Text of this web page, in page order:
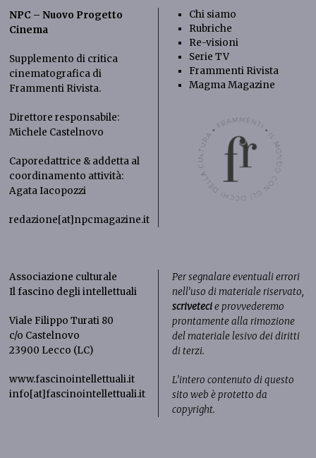
NPC – Nuovo Progetto
Cinema
Supplemento di critica
cinematografica di
Frammenti Rivista.
Direttore responsabile:
Michele Castelnovo
Caporedattrice & addetta al
coordinamento attività:
Agata Iacopozzi
redazione[at]npcmagazine.it
Chi siamo
Rubriche
Re-visioni
Serie TV
Frammenti Rivista
Magma Magazine
Associazione culturale
Il fascino degli intellettuali
Viale Filippo Turati 80
c/o Castelnovo
23900 Lecco (LC)
www.fascinointellettuali.it
info[at]fascinointellettuali.it
Per segnalare eventuali errori
nell’uso di materiale riservato,
scrivetecie provvederemo
prontamente alla rimozione
del materiale lesivo dei diritti
di terzi.
L’intero contenuto di questo
sito web è protetto da
copyright.